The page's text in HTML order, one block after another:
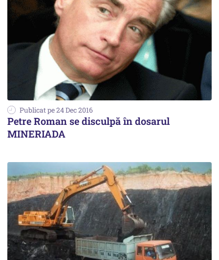
Publicat pe 24 Dec 2016
Petre Roman se disculpă în dosarul
MINERIADA